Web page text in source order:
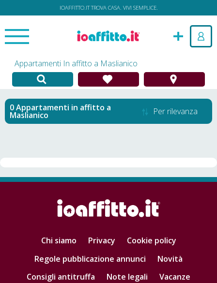
IOAFFITTO.IT TROVA CASA. VIVI SEMPLICE.
Appartamenti In affitto a Maslianico
Appartamenti in affitto a
Maslianico Per rilevanza
Chi siamo Privacy
Cookie policy
Regole pubblicazione annunci
Novità
Consigli antitruffa
Note legali
Vacanze